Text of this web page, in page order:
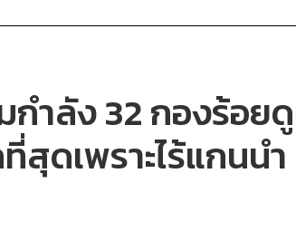
กำลัง 32 กองร้อ
สุดเพราะไร้แกนนำ